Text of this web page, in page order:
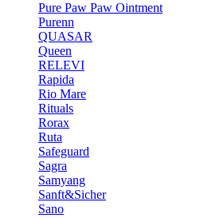
Pure Paw Paw Ointment
Purenn
QUASAR
Queen
RELEVI
Rapida
Rio Mare
Rituals
Rorax
Ruta
Safeguard
Sagra
Samyang
Sanft&Sicher
Sano